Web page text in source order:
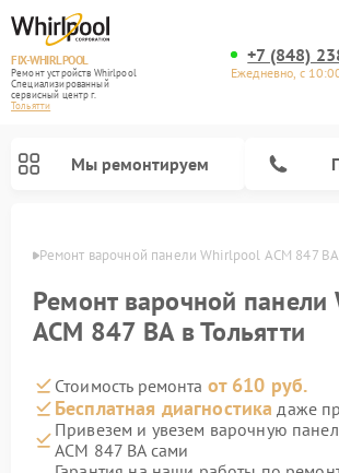
FIX-WHIRLPOOL
Ремонт устройств Whirlpool
Специализированный
cервисный центр г.
Тольятти
+7 (848)
Ежедневно, с
Мы ремонтируем
Ремонт варочной панели Whirlpool ACM 847 BA
Ремонт варочной
ACM 847 BA в Тольятти
Стоимость ремонта от 610 руб.
Бесплатная диагностика даже
Привезем и увезем варочную
ACM 847 BA сами